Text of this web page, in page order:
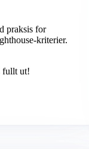
praksis for
kriterier.
fullt ut!